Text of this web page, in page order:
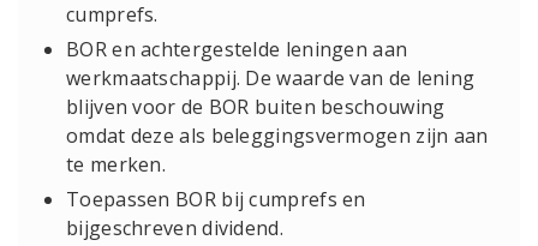
cumprefs.
BOR en achtergestelde leningen aan
werkmaatschappij. De waarde van de lening
blijven voor de BOR buiten beschouwing
omdat deze als beleggingsvermogen zijn aan
te merken.
Toepassen BOR bij cumprefs en
bijgeschreven dividend.